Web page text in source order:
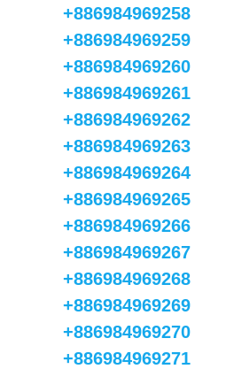
+886984969258
+886984969259
+886984969260
+886984969261
+886984969262
+886984969263
+886984969264
+886984969265
+886984969266
+886984969267
+886984969268
+886984969269
+886984969270
+886984969271